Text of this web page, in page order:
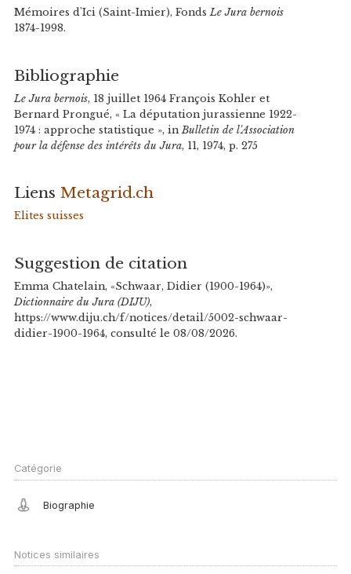
Mémoires d'Ici (Saint-Imier), FondsLe Jura bernois
1874-1998.
Bibliographie
Le Jura bernois, 18 juillet 1964 François Kohler et
Bernard Prongué, « La députation jurassienne 1922-
1974 : approche statistique », in Bulletin de l'Association
pour la défense des intérêts du Jura, 11, 1974, p. 275
Liens Metagrid.ch
Elites suisses
Suggestion de citation
Emma Chatelain, «Schwaar, Didier (1900-1964)»,
Dictionnaire du Jura (DIJU),
https://www.diju.ch/f/notices/detail/5002-schwaar-
didier-1900-1964, consulté le 08/08/2026.
Catégorie
Biographie
Notices similaires